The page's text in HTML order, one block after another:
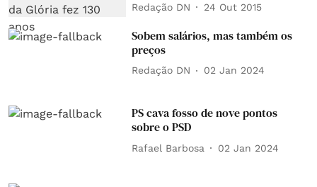
Redação DN 24 Out 2015
Sobem salários, mas também os
preços
Redação DN 02 Jan 2024
PS cava fosso de nove pontos
sobre o PSD
Rafael Barbosa 02 Jan 2024